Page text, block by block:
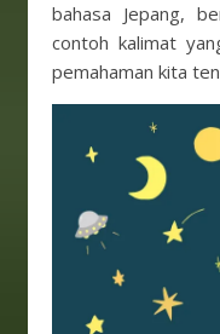
bahasa Jepang,
contoh kalimat
pemahaman kita